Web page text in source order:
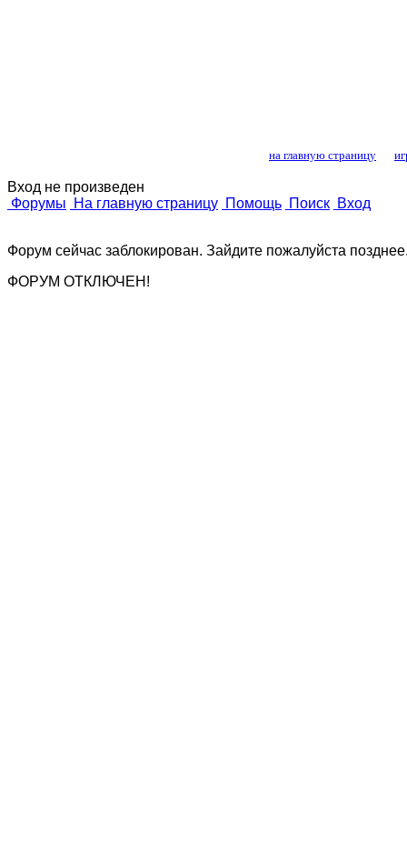
на главную страницу
Вход не произведен
Форумы
На главную страницу Помощь Поиск Вход
Форум сейчас заблокирован. Зайдите пожалуйста
ФОРУМ ОТКЛЮЧЕН!